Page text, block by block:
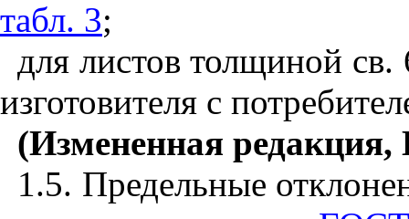
табл. 3;
для листов толщиной
изготовителя с
(Измененная
1.5. Предельные